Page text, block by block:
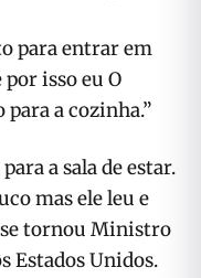
para entrar em
isso eu O
para a cozinha.”
a sala de estar.
mas ele leu e
tornou Ministro
Estados Unidos.